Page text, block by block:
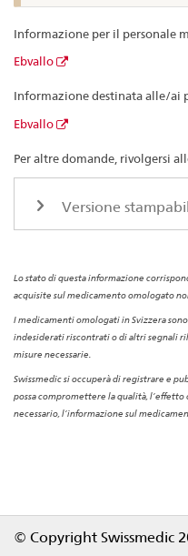
Informazione per il personale
Ebvallo
Informazione destinata alle/
Ebvallo
Per altre domande, rivolgersi
Versione
Lo stato di questa informazione
acquisite sul medicamento omologato
I medicamenti omologati in Svizzera
indesiderati riscontrati o di altri segnali
misure necessarie.
Swissmedic si occuperà di registrare e
possa compromettere la qualità, l’effetto
necessario, l’informazione sul
© Copyright Swissmedic